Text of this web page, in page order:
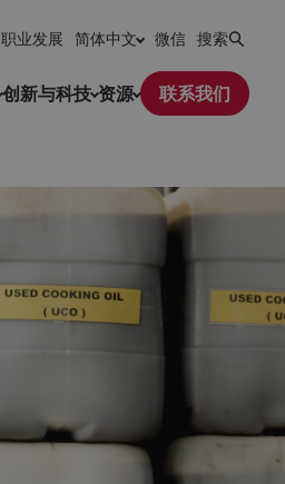
创新与科技 资源 联系我们
职业发展 简体中文 微信 搜索